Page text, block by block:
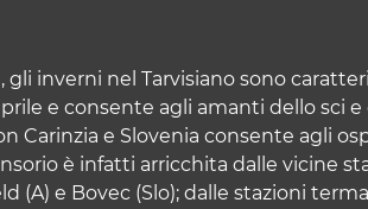
inverni nel Tarvisiano sono
e consente agli amanti dello sci e
Carinzia e Slovenia consente agli
è infatti arricchita dalle vicine
(A) e Bovec (Slo); dalle stazioni